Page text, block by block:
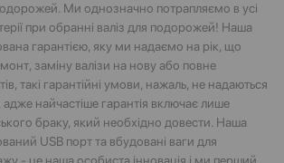
Ми однозначно потрапляємо в усі
при обранні валіз для подорожей! Наша
гарантією, яку ми надаємо на рік, що
заміну валізи на нову або повне
такі гарантійні умови, нажаль, не надаються
найчастіше гарантія включає лише
браку, який необхідно довести. Наша
USB порт та вбудовані ваги для